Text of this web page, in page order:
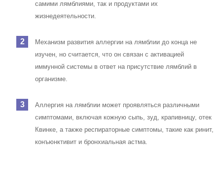
самими лямблиями, так и продуктами их
жизнедеятельности.
Механизм развития аллергии на лямблии до конца не
изучен, но считается, что он связан с активацией
иммунной системы в ответ на присутствие лямблий в
организме.
Аллергия на лямблии может проявляться различными
симптомами, включая кожную сыпь, зуд, крапивницу, отек
Квинке, а также респираторные симптомы, такие как ринит,
конъюнктивит и бронхиальная астма.